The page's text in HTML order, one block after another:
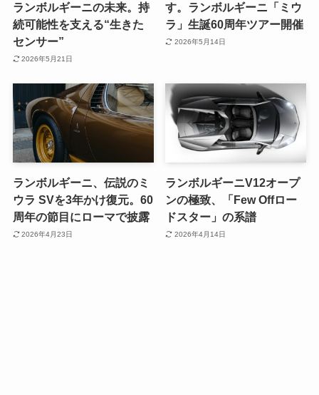
ランボルギーニの未来。持
続可能性を支える“生きた
センサー”
2026年5月21日
す。ランボルギーニ「ミウ
ラ」生誕60周年ツアー開催
2026年5月14日
ランボルギーニ、伝説のミ
ウラ SVを3年かけ復元。60
周年の節目にローマで披露
2026年4月23日
ランボルギーニV12オープ
ンの極致、「Few Offロー
ドスター」の系譜
2026年4月14日